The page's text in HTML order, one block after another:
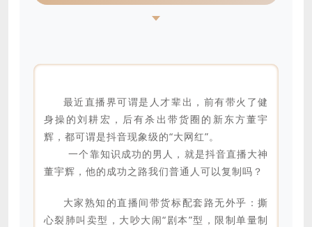
最近直播界可谓是人才辈出，前有带火了健
身操的刘耕宏，后有杀出带货圈的新东方董宇
辉，都可谓是抖音现象级的“大网红”。
一个靠知识成功的男人，就是抖音直播大神
董宇辉，他的成功之路我们普通人可以复制吗？
大家熟知的直播间带货标配套路无外乎：撕
心裂肺叫卖型，大吵大闹“剧本”型，限制单量制